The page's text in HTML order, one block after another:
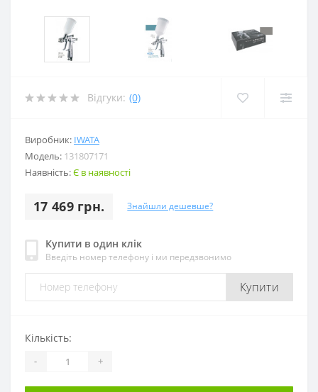
Відгуки: (0)
Виробник: IWATA
Модель: 131807171
Наявність:Є в наявності
17 469 грн. Знайшли дешевше?
Купити в один клік
Введіть номер телефону і ми передзвонимо
Купити
Кількість:
- +